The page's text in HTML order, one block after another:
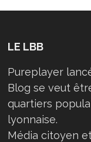
LE LBB
Pureplayer
Blog se veut
quartiers
lyonnaise.
Média citoyen